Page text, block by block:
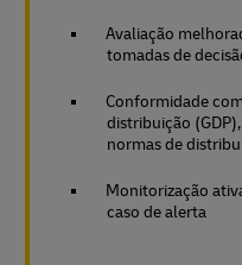
Avaliação
tomadas de
Conformidade
distribuição
normas de
Monitorização
caso de alerta